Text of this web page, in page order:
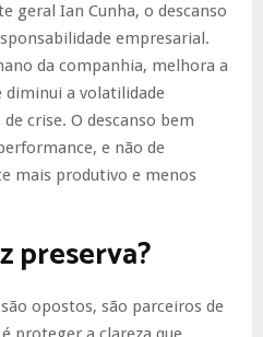
geral Ian Cunha, o descanso
empresarial.
da companhia, melhora a
diminui a volatilidade
crise. O descanso bem
e não de
mais produtivo e menos
preserva?
opostos, são parceiros de